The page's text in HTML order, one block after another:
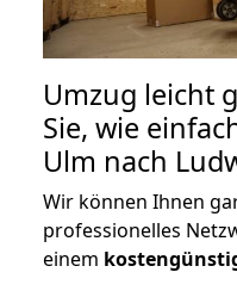
Umzug leicht
Sie, wie
Ulm nach
Wir können Ihnen
professionelles
einem